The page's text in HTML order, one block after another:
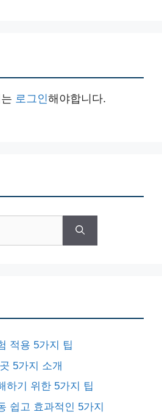
로그인해야합니다.
적용 5가지 팁
5가지 소개
하기 위한 5가지 팁
쉽고 효과적인 5가지